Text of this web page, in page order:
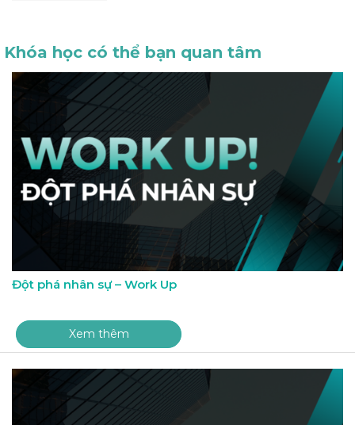
Khóa học có thể bạn quan tâm
Đột phá nhân sự – Work Up
Xem thêm